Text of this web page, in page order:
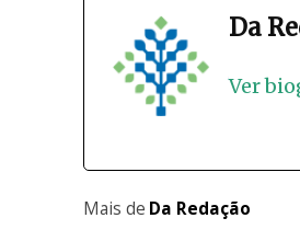
Da
Ver
Mais de Da Redação